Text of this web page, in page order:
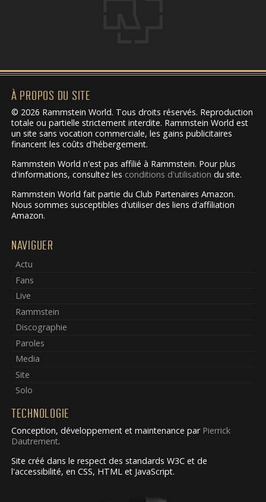
À PROPOS DU SITE
© 2026 Rammstein World. Tous droits réservés. Reproduction
totale ou partielle strictement interdite. Rammstein World est
un site sans vocation commerciale, les gains publicitaires
financent les coûts d'hébergement.
Rammstein World n'est pas affilié à Rammstein. Pour plus
d'informations, consultez les conditions d'utilisation du site.
Rammstein World fait partie du Club Partenaires Amazon.
Nous sommes susceptibles d'utiliser des liens d'affiliation
Amazon.
NAVIGUER
Actu
Fans
Live
Rammstein
Discographie
Paroles
Media
Site
Solo
TECHNOLOGIE
Conception, développement et maintenance par Pierrick
Dautrement.
Site créé dans le respect des standards W3C et de
l'accessibilité, en CSS, HTML et JavaScript.